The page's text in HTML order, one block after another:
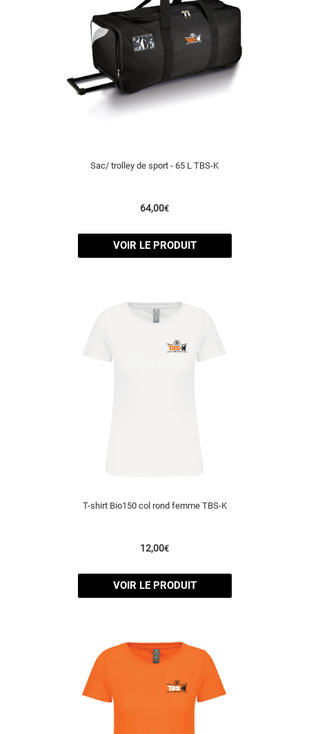
Sac/ trolley de sport - 65 L TBS-K
64,00€
VOIR LE PRODUIT
T-shirt Bio150 col rond femme TBS-K
12,00€
VOIR LE PRODUIT